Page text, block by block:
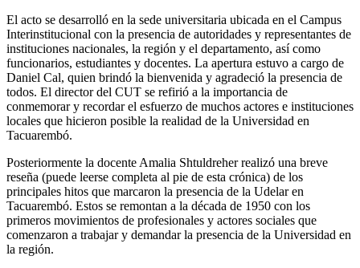
El acto se desarrolló en la sede universitaria ubicada en el Campus
Interinstitucional con la presencia de autoridades y representantes de
instituciones nacionales, la región y el departamento, así como
funcionarios, estudiantes y docentes. La apertura estuvo a cargo de
Daniel Cal, quien brindó la bienvenida y agradeció la presencia de
todos. El director del CUT se refirió a la importancia de
conmemorar y recordar el esfuerzo de muchos actores e instituciones
locales que hicieron posible la realidad de la Universidad en
Tacuarembó.
Posteriormente la docente Amalia Shtuldreher realizó una breve
reseña (puede leerse completa al pie de esta crónica) de los
principales hitos que marcaron la presencia de la Udelar en
Tacuarembó. Estos se remontan a la década de 1950 con los
primeros movimientos de profesionales y actores sociales que
comenzaron a trabajar y demandar la presencia de la Universidad en
la región.